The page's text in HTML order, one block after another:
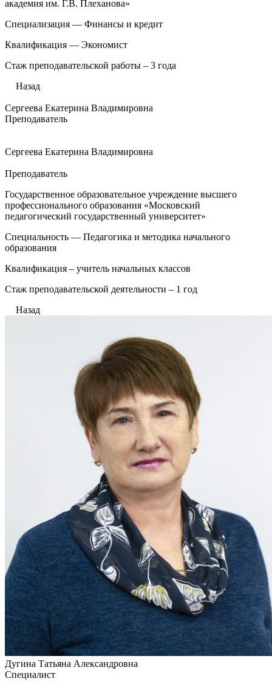
академия им. Г.В. Плеханова»
Специализация — Финансы и кредит
Квалификация — Экономист
Стаж преподавательской работы – 3 года
Назад
Сергеева Екатерина Владимировна
Преподаватель
Сергеева Екатерина Владимировна
Преподаватель
Государственное образовательное учреждение высшего
профессионального образования «Московский
педагогический государственный университет»
Специальность — Педагогика и методика начального
образования
Квалификация – учитель начальных классов
Стаж преподавательской деятельности – 1 год
Назад
Дугина Татьяна Александровна
Специалист